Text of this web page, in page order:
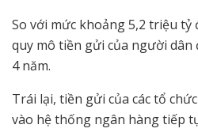
So với mức khoảng 5,2 triệu tỷ
quy mô tiền gửi của người
4 năm.
Trái lại, tiền gửi của các tổ
vào hệ thống ngân hàng tiếp